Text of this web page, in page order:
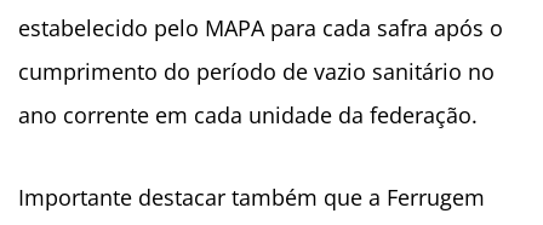
estabelecido pelo MAPA para cada safra após o
cumprimento do período de vazio sanitário no
ano corrente em cada unidade da federação.
Importante destacar também que a Ferrugem